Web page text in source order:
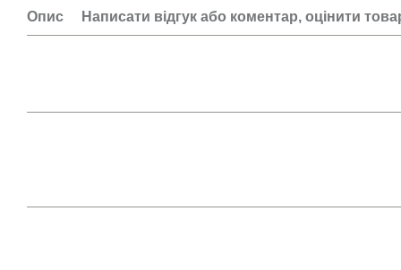
Опис Написати відгук або коментар, оцінити